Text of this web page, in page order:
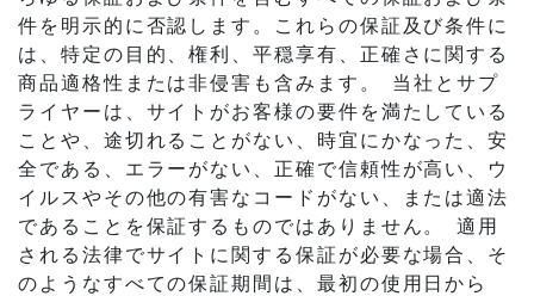
件を明示的に否認します。これらの保証及び条件に
は、特定の目的、権利、平穏享有、正確さに関する
商品適格性または非侵害も含みます。 当社とサプ
ライヤーは、サイトがお客様の要件を満たしている
ことや、途切れることがない、時宜にかなった、安
全である、エラーがない、正確で信頼性が高い、ウ
イルスやその他の有害なコードがない、または適法
であることを保証するものではありません。 適用
される法律でサイトに関する保証が必要な場合、そ
のようなすべての保証期間は、最初の使用日から